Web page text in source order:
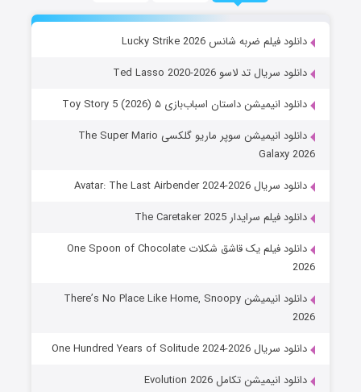
دانلود فیلم ضربه شانس Lucky Strike 2026
دانلود سریال تد لاسو Ted Lasso 2020-2026
دانلود انیمیشن داستان اسباب‌بازی ۵ Toy Story 5 (2026)
دانلود انیمیشن سوپر ماریو گلکسی The Super Mario
Galaxy 2026
دانلود سریال Avatar: The Last Airbender 2024-2026
دانلود فیلم سرایدار The Caretaker 2025
دانلود فیلم یک قاشق شکلات One Spoon of Chocolate
2026
دانلود انیمیشن There’s No Place Like Home, Snoopy
2026
دانلود سریال One Hundred Years of Solitude 2024-2026
دانلود انیمیشن تکامل Evolution 2026